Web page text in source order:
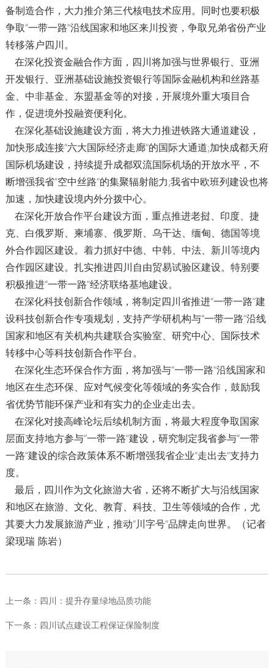
备制造合作，大力推介第三代核电技术应用。同时也要积极
争取“一带一路”沿线国家和地区来川投资，争取兄弟省份产业
转移落户四川。
在深化投资金融合作方面，四川将加强与世界银行、亚洲
开发银行、亚洲基础设施投资银行等国际金融机构和丝路基
金、中非基金、东盟基金等的对接，开展境外重大项目合
作，促进境外投融资便利化。
在深化基础设施建设方面，将大力推进铁路大通道建设，
加快形成连接“六大国际经济走廊”的国际大通道;加快成都天府
国际机场建设，持续提升成都双流国际机场的开放水平，不
断增强我省“空中丝路”的集聚辐射能力;我省中欧班列建设也将
加速，加快建设境内外分拨中心。
在深化开放合作平台建设方面，重点推进老挝、印度、捷
克、白俄罗斯、柬埔寨、俄罗斯、乌干达、缅甸、德国等境
外合作园区建设。着力抓好中德、中韩、中法、新川等境内
合作园区建设。扎实推进四川自由贸易试验区建设。特别要
积极推进“一带一路”经济联络基地建设。
在深化科技创新合作领域，将制定四川省推进“一带一路”建
设科技创新合作专项规划，支持产学研机构与“一带一路”沿线
国家和地区有关机构共建联合实验室、研究中心、国际技术
转移中心等科技创新合作平台。
在深化生态环保合作方面，将加强与“一带一路”沿线国家和
地区在生态环保、应对气候变化等领域的务实合作，鼓励我
省优势节能环保产业和有实力的企业走出去。
在深化对接高峰论坛后续机制方面，将最大程度争取国家
层面支持地方参与“一带一路”建设，研究制定我省参与“一带
一路”建设的综合政策体系不断增强我省企业“走出去”支持力
度。
最后，四川作为文化旅游大省，还将不断扩大与沿线国家
和地区在旅游、文化、教育、科技、卫生等领域的合作，尤
其要大力发展旅游产业，推动“川字号”品牌走向世界。（记者
梁现瑞 陈岩）
上一条： 四川：提升存量绿地品质功能
下一条： 四川试点建设工程保证保险制度